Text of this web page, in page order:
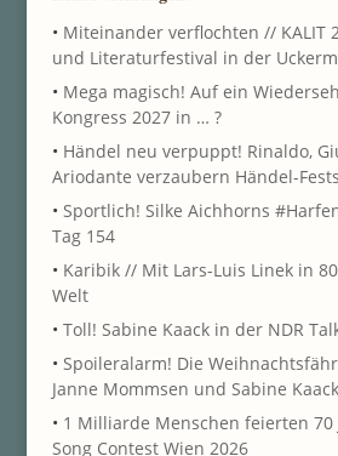
• Miteinander verflochten // KALIT
und Literaturfestival in der
• Mega magisch! Auf ein
Kongress 2027 in … ?
• Händel neu verpuppt! Rinaldo,
Ariodante verzaubern Händel-
• Sportlich! Silke Aichhorns
Tag 154
• Karibik // Mit Lars-Luis Linek in
Welt
• Toll! Sabine Kaack in der NDR
• Spoileralarm! Die
Janne Mommsen und Sabine Kaack
• 1 Milliarde Menschen feierten 70
Song Contest Wien 2026